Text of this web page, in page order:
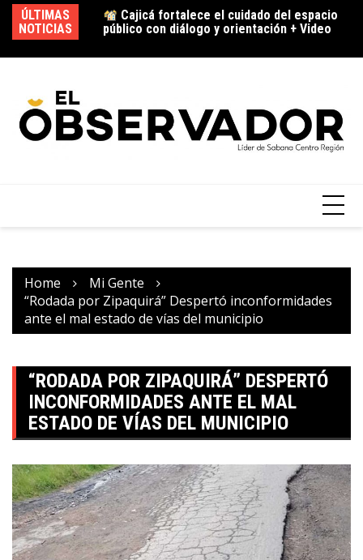
ÚLTIMAS
NOTICIAS
público con diálogo y orientación + Video
|Tocancipá| fortalece la |educación
vial| entre los estudiantes, ¿qué
aprendieron los niños? + Video
Home
Mi Gente
“Rodada por Zipaquirá” Despertó inconformidades
ante el mal estado de vías del municipio
“RODADA POR ZIPAQUIRÁ” DESPERTÓ
INCONFORMIDADES ANTE EL MAL
ESTADO DE VÍAS DEL MUNICIPIO